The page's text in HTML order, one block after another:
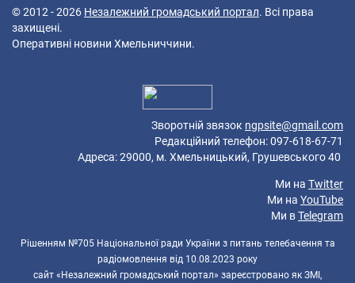
© 2012 - 2026 Незалежний громадський портал. Всі права
захищені.
Оперативні новини Хмельниччини.
Зворотній звязок ngpsite@gmail.com
Редакційний телефон: 097-618-67-71
Адреса: 29000, м. Хмельницький, Грушевського 40
Ми на Twitter
Ми на YouTube
Ми вTelegram
Рішенням №705 Національної ради України з питань телебачення та
радіомовлення від 10.08.2023 року
сайт «Незалежний громадський портал» зареєстровано як ЗМІ,